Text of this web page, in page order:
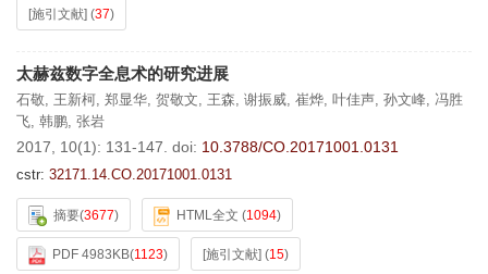
[施引文献] (37)
太赫兹数字全息术的研究进展
石敬, 王新柯, 郑显华, 贺敬文, 王森, 谢振威, 崔烨, 叶佳声, 孙文峰, 冯胜
飞, 韩鹏, 张岩
2017, 10(1): 131-147. doi: 10.3788/CO.20171001.0131
cstr: 32171.14.CO.20171001.0131
摘要(3677) HTML全文 (1094)
PDF 4983KB(1123) [施引文献] (15)